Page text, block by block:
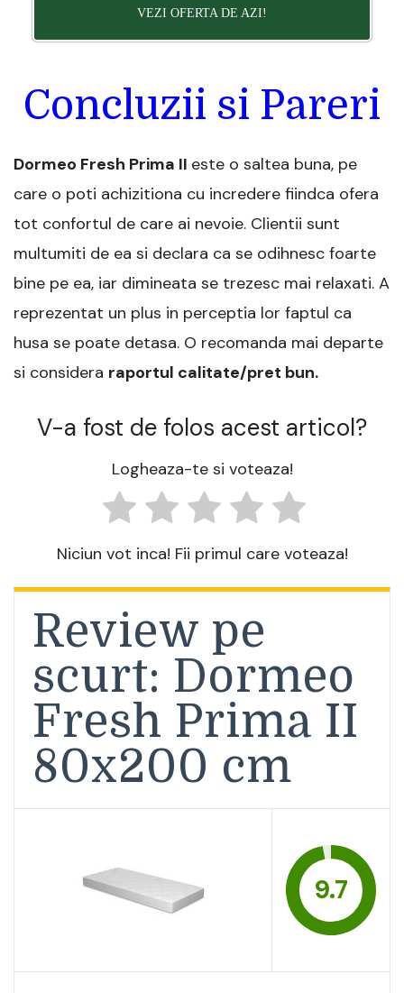
VEZI OFERTA DE AZI!
Concluzii si Pareri
Dormeo Fresh Prima II este o saltea buna, pe
care o poti achizitiona cu incredere fiindca ofera
tot confortul de care ai nevoie. Clientii sunt
multumiti de ea si declara ca se odihnesc foarte
bine pe ea, iar dimineata se trezesc mai relaxati. A
reprezentat un plus in perceptia lor faptul ca
husa se poate detasa. O recomanda mai departe
si considera raportul calitate/pret bun.
V-a fost de folos acest articol?
Logheaza-te si voteaza!
Niciun vot inca! Fii primul care voteaza!
Review pe
scurt: Dormeo
Fresh Prima II
80x200 cm
9.7